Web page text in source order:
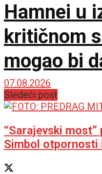
Hamnei u
kritičnom
mogao bi
svakom
07.08.2026
Sledeći post
“Sarajevski
Simbol otpornosti